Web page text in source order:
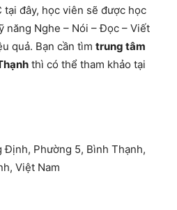
tại đây, học viên sẽ được học
năng Nghe – Nói – Đọc – Viết
quả. Bạn cần tìm trung tâm
thì có thể tham khảo tại
Phường 5, Bình Thạnh,
Việt Nam